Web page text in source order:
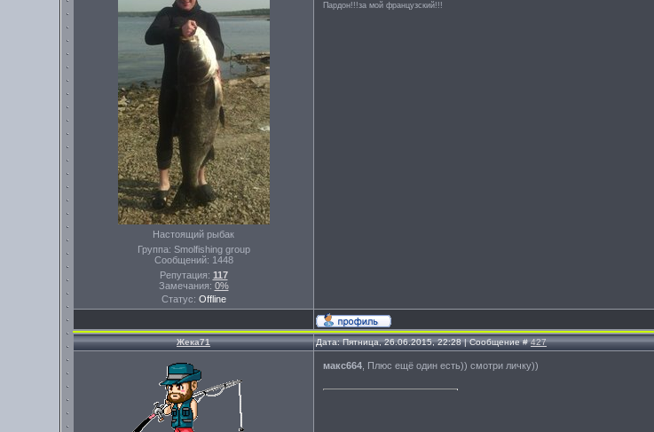
Настоящий рыбак
Группа: Smolfishing group
Сообщений: 1448
Репутация: 117
Замечания: 0%
Статус: Offline
Пардон!!!за мой французский!!!
Жека71 Дата: Пятница, 26.06.2015, 22:28 | Сообщение #427
макс664 , Плюс ещё один есть)) смотри личку))